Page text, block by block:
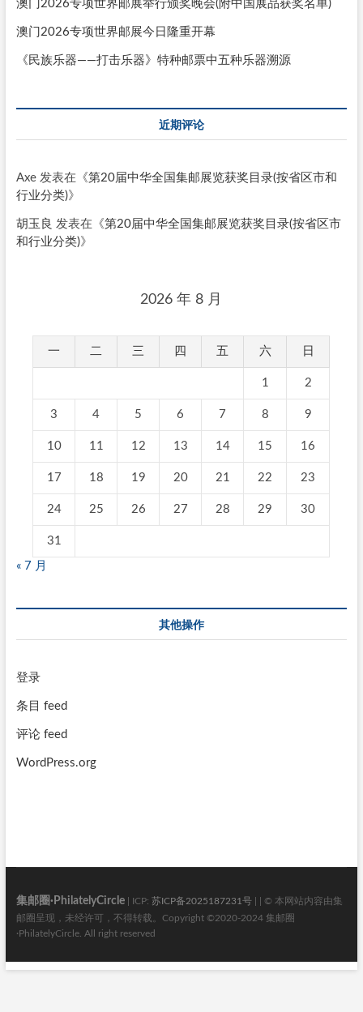
澳门2026专项世界邮展举行颁奖晚会(附中国展品获奖名单)
澳门2026专项世界邮展今日隆重开幕
《民族乐器——打击乐器》特种邮票中五种乐器溯源
近期评论
Axe发表在《第20届中华全国集邮展览获奖目录(按省区市和
行业分类)》
胡玉良 发表在《第20届中华全国集邮展览获奖目录(按省区市
和行业分类)》
2026 年 8 月
一 二 三 四 五 六 日
1 2
3 4 5 6 7 8 9
10 11 12 13 14 15 16
17 18 19 20 21 22 23
24 25 26 27 28 29 30
31
« 7 月
其他操作
登录
条目 feed
评论 feed
WordPress.org
集邮圈·PhilatelyCircle| ICP: 苏ICP备2025187231号| | © 本网站内容由集
邮圈呈现，未经许可，不得转载。Copyright ©2020-2024 集邮圈
·PhilatelyCircle. All right reserved